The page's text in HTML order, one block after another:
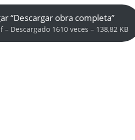
“Descargar obra completa”
Descargado 1610 veces – 138,82 KB